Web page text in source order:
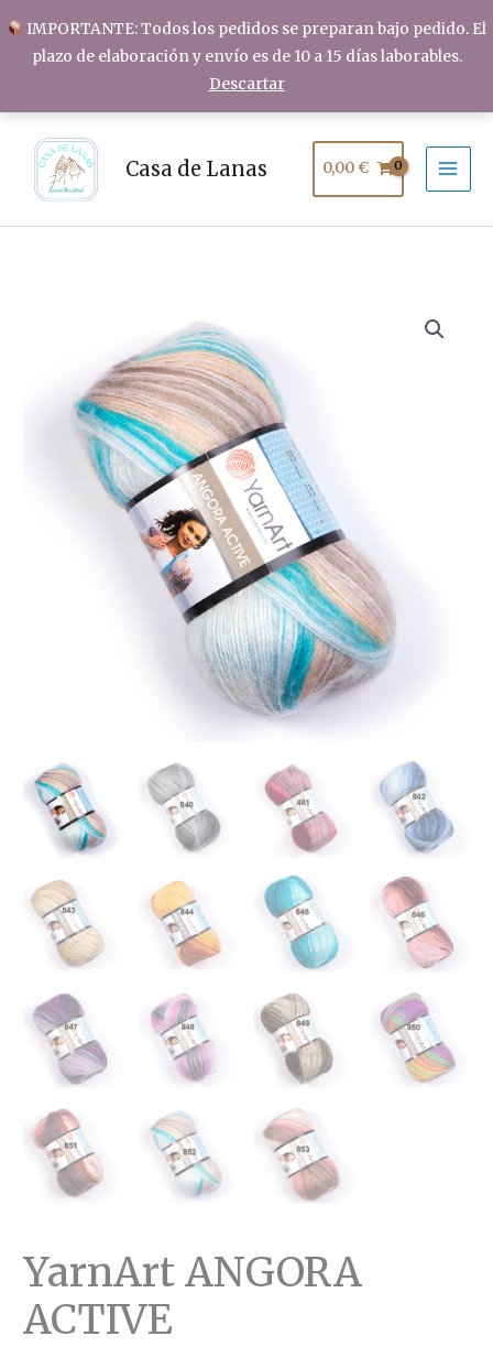
IMPORTANTE: Todos los pedidos se preparan bajo pedido. El
plazo de elaboración y envío es de 10 a 15 días laborables.
Descartar
contenido
Casa de Lanas 0,00€
YarnArt ANGORA
ACTIVE
cantidad